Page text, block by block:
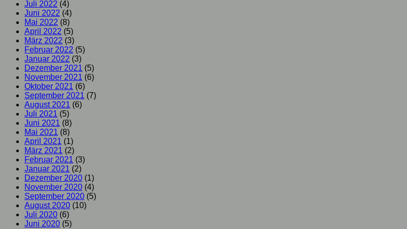
Juli 2022 (4)
Juni 2022 (4)
Mai 2022 (8)
April 2022 (5)
März 2022 (3)
Februar 2022 (5)
Januar 2022 (3)
Dezember 2021 (5)
November 2021 (6)
Oktober 2021 (6)
September 2021 (7)
August 2021 (6)
Juli 2021 (5)
Juni 2021 (8)
Mai 2021 (8)
April 2021 (1)
März 2021 (2)
Februar 2021 (3)
Januar 2021 (2)
Dezember 2020 (1)
November 2020 (4)
September 2020 (5)
August 2020 (10)
Juli 2020 (6)
Juni 2020 (5)